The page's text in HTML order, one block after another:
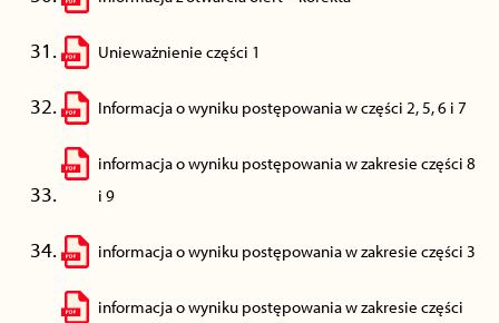
Unieważnienie części 1
Informacja o wyniku postępowania w części 2, 5, 6 i 7
informacja o wyniku postępowania w zakresie części 8
i 9
informacja o wyniku postępowania w zakresie części 3
informacja o wyniku postępowania w zakresie części